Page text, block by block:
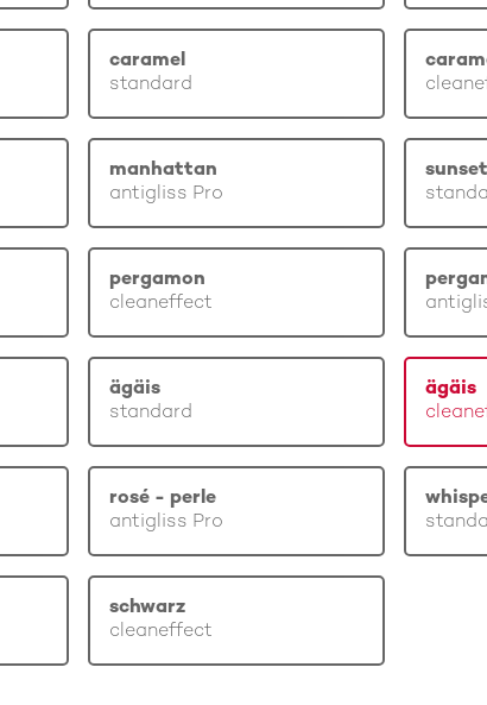
caramel
standard
manhattan
antigliss Pro
sunset
pergamon
cleaneffect
ägäis
standard
ägäis
rosé - perle
antigliss Pro
schwarz
cleaneffect